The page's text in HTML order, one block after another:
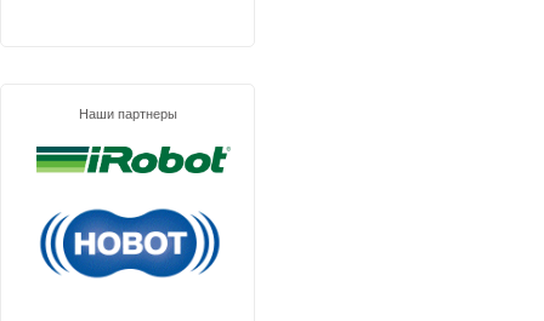
Наши партнеры